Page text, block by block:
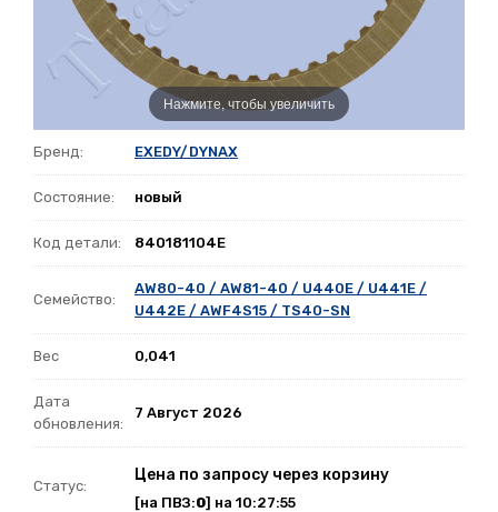
Нажмите, чтобы увеличить
Бренд: EXEDY/DYNAX
Состояние: новый
Код детали: 840181104E
Семейство:
AW80-40 / AW81-40 / U440E / U441E /
U442E / AWF4S15 / TS40-SN
Вес 0,041
Дата
обновления:
7 Август 2026
Статус:
Цена по запросу через корзину
[на ПВЗ:0] на 10:27:55